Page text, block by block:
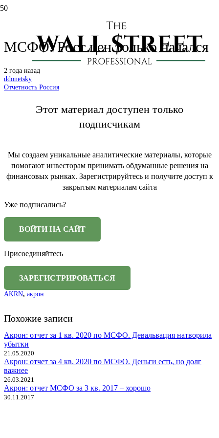
Акрон: отчет за 3 кв. 2024 по
МСФО. Рост цен только начался
2 года назад
ddonetsky
Отчетность Россия
Этот материал доступен только
подписчикам
Мы создаем уникальные аналитические материалы, которые
помогают инвесторам принимать обдуманные решения на
финансовых рынках. Зарегистрируйтесь и получите доступ к
закрытым материалам сайта
Уже подписались?
Присоединяйтесь
AKRN, акрон
Похожие записи
Акрон: отчет за 1 кв. 2020 по МСФО. Девальвация натворила
убытки
21.05.2020
Акрон: отчет за 4 кв. 2020 по МСФО. Деньги есть, но долг
важнее
26.03.2021
Акрон: отчет МСФО за 3 кв. 2017 – хорошо
30.11.2017